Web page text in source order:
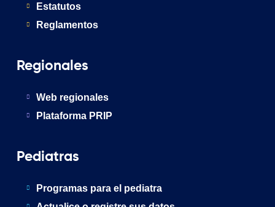
Estatutos
Reglamentos
Regionales
Web regionales
Plataforma PRIP
Pediatras
Programas para el pediatra